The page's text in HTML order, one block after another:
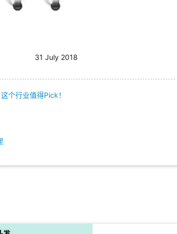
31 July 2018
个行业值得Pick！